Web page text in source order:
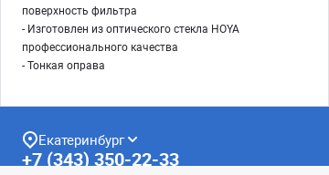
поверхность фильтра
- Изготовлен из оптического стекла HOYA
профессионального качества
- Тонкая оправа
Екатеринбург
+7 (343) 350-22-33